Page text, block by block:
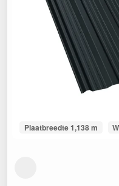
Plaatbreedte 1,138 m